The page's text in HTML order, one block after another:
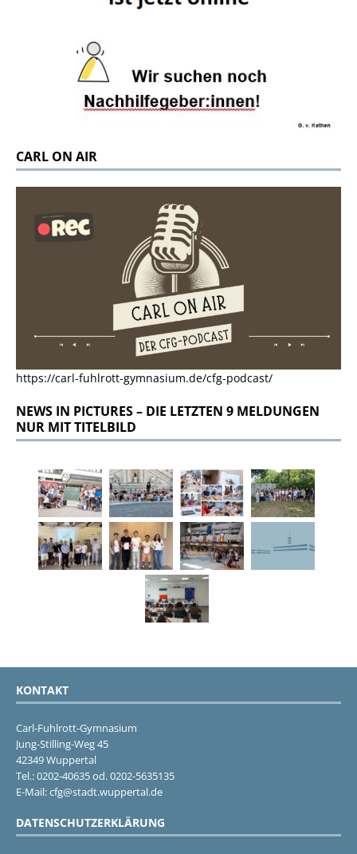
CARL ON AIR
https://carl-fuhlrott-gymnasium.de/cfg-podcast/
NEWS IN PICTURES – DIE LETZTEN 9 MELDUNGEN
NUR MIT TITELBILD
KONTAKT
Carl-Fuhlrott-Gymnasium
Jung-Stilling-Weg 45
42349 Wuppertal
Tel.: 0202-40635 od. 0202-5635135
E-Mail: cfg@stadt.wuppertal.de
DATENSCHUTZERKLÄRUNG